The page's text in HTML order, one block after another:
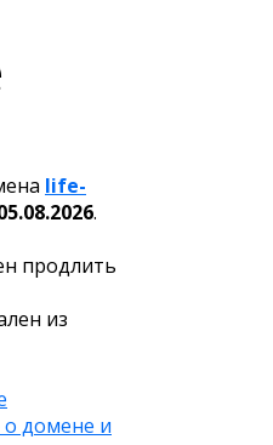
life-
.
продлить
из
домене и